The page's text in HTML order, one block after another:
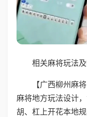
相关麻将玩法
【广西柳州麻
麻将地方玩法设计
胡、杠上开花本地